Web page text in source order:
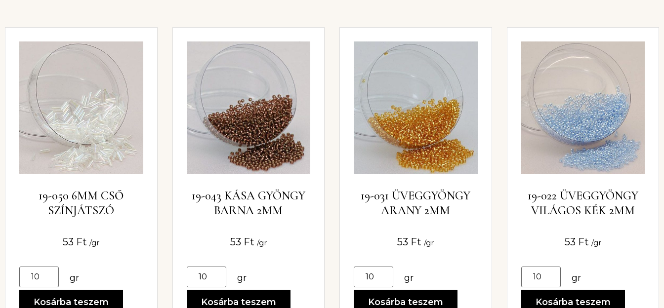
19-050 6MM CSŐ
SZÍNJÁTSZÓ
53 Ft /gr
gr
Kosárba teszem
19-043 KÁSA GYÖNGY
BARNA 2MM
53 Ft /gr
gr
Kosárba teszem
19-031 ÜVEGGYÖNGY
ARANY 2MM
53 Ft /gr
gr
Kosárba teszem
19-022 ÜVEGGYÖNGY
VILÁGOS KÉK 2MM
53 Ft /gr
gr
Kosárba teszem